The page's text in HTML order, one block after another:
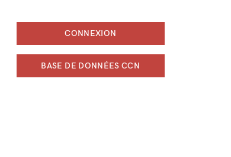
CONNEXION
BASE DE DONNÉES CCN